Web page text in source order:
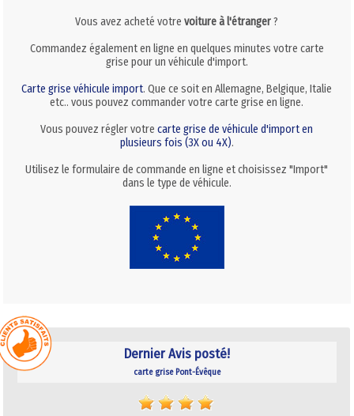
Vous avez acheté votrevoiture à l'étranger?
Commandez également en ligne en quelques minutes votre carte
grise pour un véhicule d'import.
Carte grise véhicule import. Que ce soit en Allemagne, Belgique, Italie
etc.. vous pouvez commander votre carte grise en ligne.
Vous pouvez régler votrecarte grise de véhicule d'import en
plusieurs fois (3X ou 4X).
Utilisez le formulaire de commande en ligne et choisissez "Import"
dans le type de véhicule.
Dernier Avis posté!
carte grise Pont-Évêque